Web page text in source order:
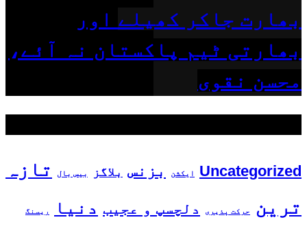
بھارت جاکر کھیلے اور
بھارتی ٹیم پاکستان نہ آئے،
محسن نقوی
Uncategorized ایکشن بزنس بلاگز بیس بال
تازہ
ترین
حرکت پذیری دلچسپ و عجیب دنیا ریسنگ